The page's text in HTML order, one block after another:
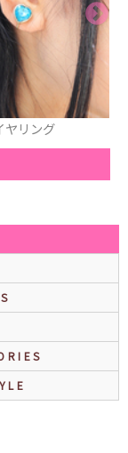
ベルト